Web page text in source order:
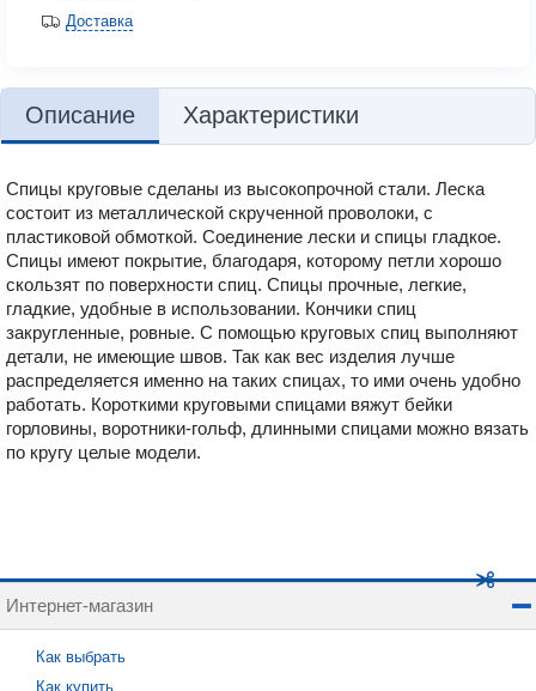
Доставка
Описание Характеристики
Спицы круговые сделаны из высокопрочной стали. Леска
состоит из металлической скрученной проволоки, с
пластиковой обмоткой. Соединение лески и спицы гладкое.
Спицы имеют покрытие, благодаря, которому петли хорошо
скользят по поверхности спиц. Спицы прочные, легкие,
гладкие, удобные в использовании. Кончики спиц
закругленные, ровные. С помощью круговых спиц выполняют
детали, не имеющие швов. Так как вес изделия лучше
распределяется именно на таких спицах, то ими очень удобно
работать. Короткими круговыми спицами вяжут бейки
горловины, воротники-гольф, длинными спицами можно вязать
по кругу целые модели.
Интернет-магазин
Как выбрать
Как купить